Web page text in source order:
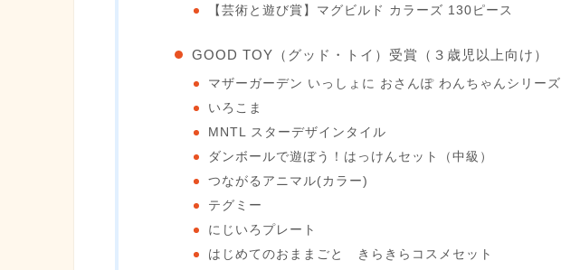
【芸術と遊び賞】マグビルド カラーズ 130ピース
GOOD TOY（グッド・トイ）受賞（３歳児以上向け）
マザーガーデン いっしょに おさんぽ わんちゃんシリーズ
いろこま
MNTL スターデザインタイル
ダンボールで遊ぼう！はっけんセット（中級）
つながるアニマル(カラー)
テグミー
にじいろプレート
はじめてのおままごと きらきらコスメセット